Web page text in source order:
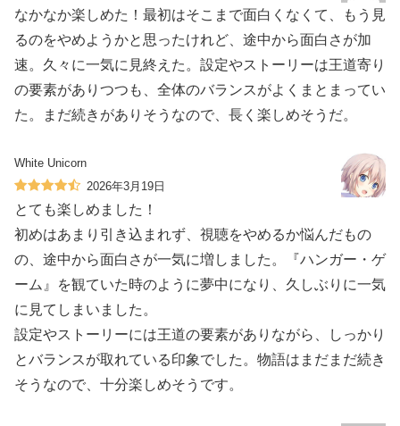
なかなか楽しめた！最初はそこまで面白くなくて、もう見
るのをやめようかと思ったけれど、途中から面白さが加
速。久々に一気に見終えた。設定やストーリーは王道寄り
の要素がありつつも、全体のバランスがよくまとまってい
た。まだ続きがありそうなので、長く楽しめそうだ。
White Unicorn
2026年3月19日
とても楽しめました！
初めはあまり引き込まれず、視聴をやめるか悩んだもの
の、途中から面白さが一気に増しました。『ハンガー・ゲ
ーム』を観ていた時のように夢中になり、久しぶりに一気
に見てしまいました。
設定やストーリーには王道の要素がありながら、しっかり
とバランスが取れている印象でした。物語はまだまだ続き
そうなので、十分楽しめそうです。